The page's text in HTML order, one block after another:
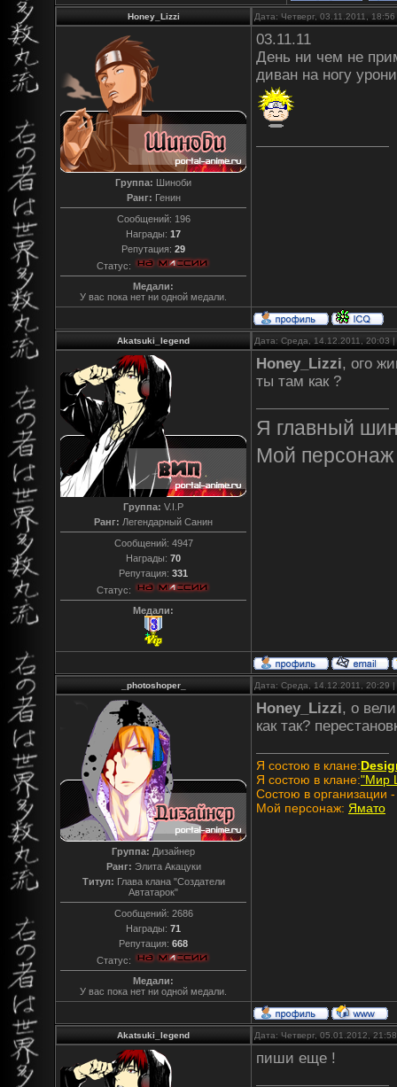
Honey_Lizzi Дата: Четверг, 03.11.2011,
Группа: Шиноби
Ранг: Генин
Сообщений: 196
Награды: 17
Репутация: 29
Статус:
Медали:
У вас пока нет ни одной медали.
03.11.11
День ни чем не
диван на ногу
Akatsuki_legend Дата: Среда, 14.12.2011, 20:03
Группа: V.I.P
Ранг: Легендарный Санин
Сообщений: 4947
Награды: 70
Репутация: 331
Статус:
Медали:
Honey_Lizzi, ого
ты там как ?
Я главный
Мой персонаж
_photoshoper_ Дата: Среда, 14.12.2011, 20:29
Группа: Дизайнер
Ранг: Элита Акацуки
Титул: Глава клана "Создатели
Автатарок"
Сообщений: 2686
Награды: 71
Репутация: 668
Статус:
Медали:
У вас пока нет ни одной медали.
Honey_Lizzi, о
как так?
Я состою в клане:
Я состою в клане:"Мир
Состою в организации
Мой персонаж: Ямато
Akatsuki_legend Дата: Четверг, 05.01.2012,
пиши еще !